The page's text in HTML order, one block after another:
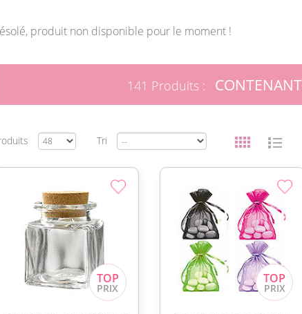
produit non disponible pour le moment !
141 Produits :
Tri